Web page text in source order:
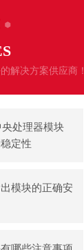
解决方案供应商！
央处理器模块
定性
模块的正确安